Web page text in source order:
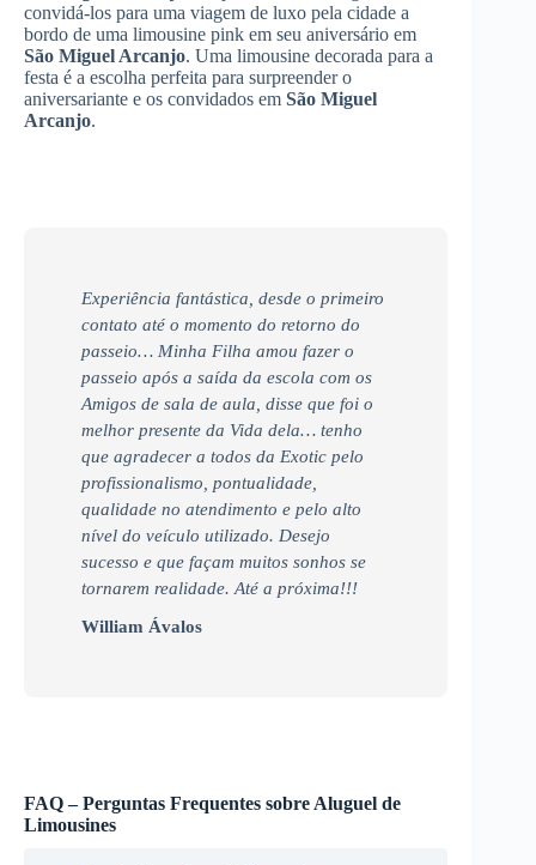
convidá-los para uma viagem de luxo pela cidade a
bordo de uma limousine pink em seu aniversário em
São Miguel Arcanjo. Uma limousine decorada para a
festa é a escolha perfeita para surpreender o
aniversariante e os convidados em São Miguel
Arcanjo.
Experiência fantástica, desde o primeiro
contato até o momento do retorno do
passeio… Minha Filha amou fazer o
passeio após a saída da escola com os
Amigos de sala de aula, disse que foi o
melhor presente da Vida dela… tenho
que agradecer a todos da Exotic pelo
profissionalismo, pontualidade,
qualidade no atendimento e pelo alto
nível do veículo utilizado. Desejo
sucesso e que façam muitos sonhos se
tornarem realidade. Até a próxima!!!
William Ávalos
FAQ – Perguntas Frequentes sobre Aluguel de
Limousines